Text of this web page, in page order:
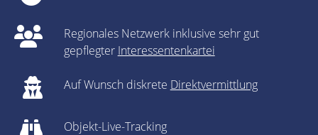
Regionales Netzwerk inklusive sehr gut
gepflegter Interessentenkartei
Auf Wunsch diskrete Direktvermittlung
Objekt-Live-Tracking